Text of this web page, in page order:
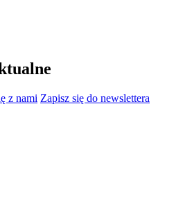
z nami Zapisz się do newslettera